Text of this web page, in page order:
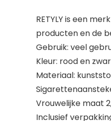
RETYLY is een
producten en de
Gebruik: veel
Kleur: rood en
Materiaal:
Vrouwelijke maat
Inclusief